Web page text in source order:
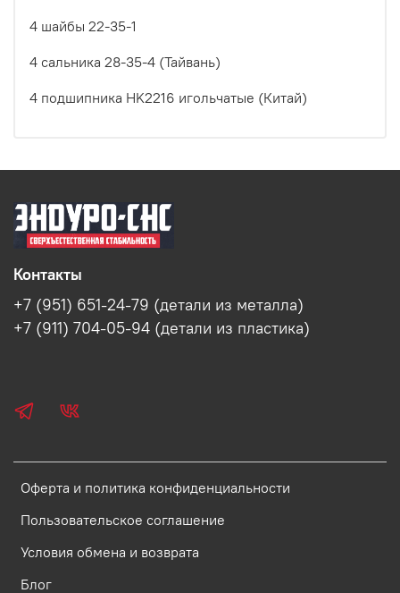
4 шайбы 22-35-1
4 сальника 28-35-4 (Тайвань)
4 подшипника HK2216 игольчатые (Китай)
Оферта и политика конфиденциальности
Пользовательское соглашение
Условия обмена и возврата
Блог
Контакты
+7 (951) 651-24-79 (детали из металла)
+7 (911) 704-05-94 (детали из пластика)